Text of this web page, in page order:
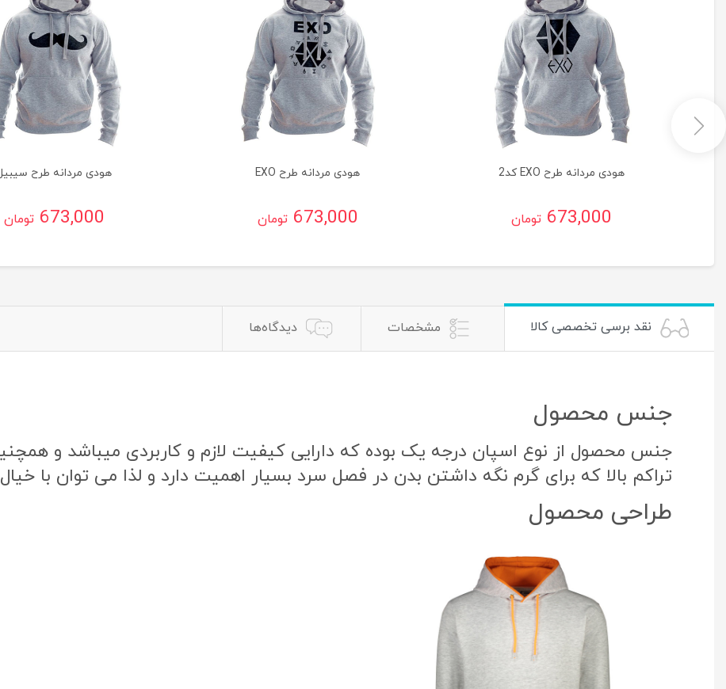
هودی مردانه طرح EXO کد2
673,000 تومان
هودی مردانه طرح EXO
673,000 تومان
هودی مردانه طرح
673,000 تومان
نقد برسی تخصصی کالا مشخصات دیدگاه‌ها
جنس محصول
جنس محصول از نوع اسپان درجه یک بوده که دارایی کیفیت لازم و کاربردی میباشد و
تراکم بالا که برای گرم نگه داشتن بدن در فصل سرد بسیار اهمیت دارد و لذا می توان با
طراحی محصول